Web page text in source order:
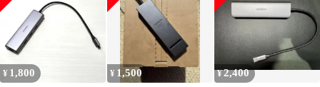
¥ 1,800 ¥ 1,500 ¥2,400